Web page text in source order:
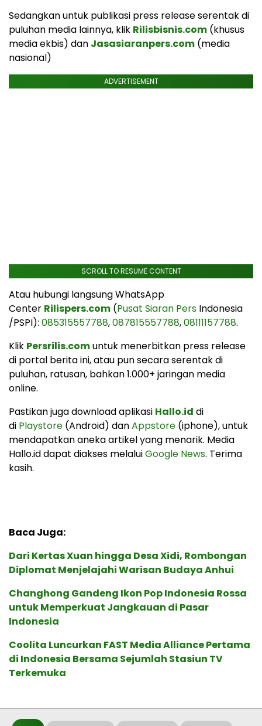
Sedangkan untuk publikasi press release serentak di
puluhan media lainnya, klik Rilisbisnis.com (khusus
media ekbis) dan Jasasiaranpers.com (media
nasional)
ADVERTISEMENT
SCROLL TO RESUME CONTENT
Atau hubungi langsung WhatsApp
Center Rilispers.com (Pusat Siaran Pers Indonesia
/PSPI): 085315557788,087815557788,08111157788.
Klik Persrilis.comuntuk menerbitkan press release
di portal berita ini, atau pun secara serentak di
puluhan, ratusan, bahkan 1.000+ jaringan media
online.
Pastikan juga download aplikasi Hallo.id di
di Playstore (Android) danAppstore (iphone), untuk
mendapatkan aneka artikel yang menarik. Media
Hallo.id dapat diakses melaluiGoogle News. Terima
kasih.
Baca Juga:
Dari Kertas Xuan hingga Desa Xidi, Rombongan
Diplomat Menjelajahi Warisan Budaya Anhui
Changhong Gandeng Ikon Pop Indonesia Rossa
untuk Memperkuat Jangkauan di Pasar
Indonesia
Coolita Luncurkan FAST Media Alliance Pertama
di Indonesia Bersama Sejumlah Stasiun TV
Terkemuka